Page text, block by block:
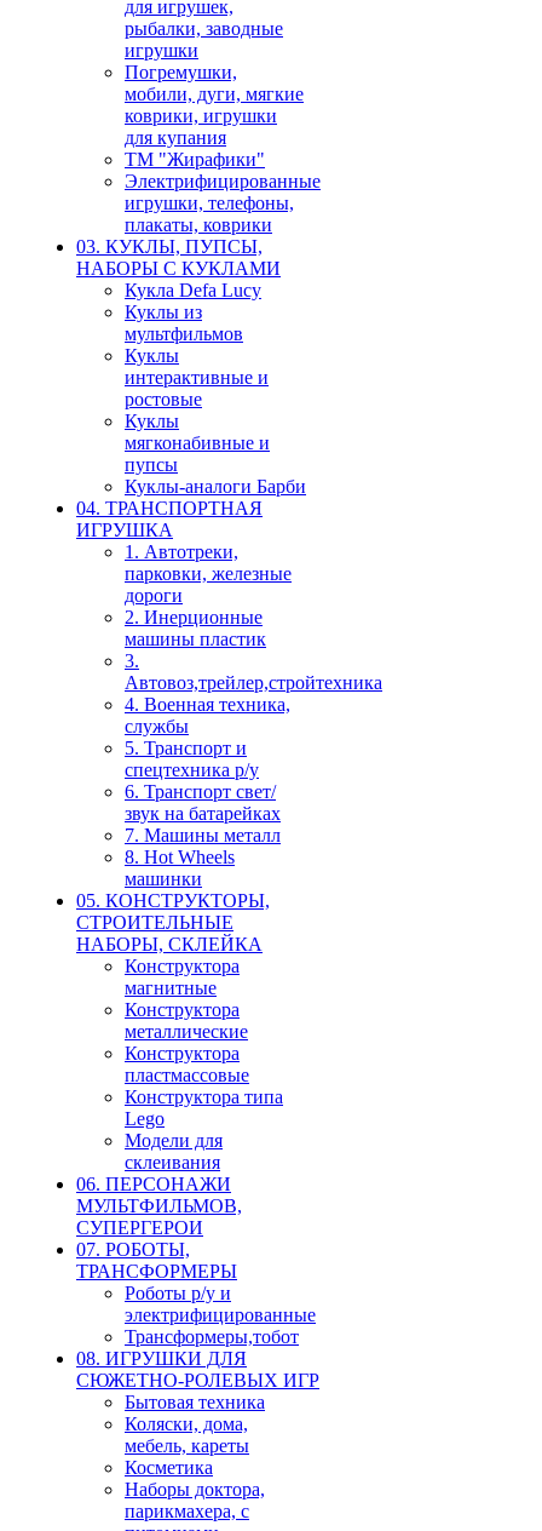
для игрушек,
рыбалки, заводные
игрушки
Погремушки,
мобили, дуги, мягкие
коврики, игрушки
для купания
ТМ "Жирафики"
Электрифицированные
игрушки, телефоны,
плакаты, коврики
03. КУКЛЫ, ПУПСЫ,
НАБОРЫ С КУКЛАМИ
Кукла Defa Lucy
Куклы из
мультфильмов
Куклы
интерактивные и
ростовые
Куклы
мягконабивные и
пупсы
Куклы-аналоги Барби
04. ТРАНСПОРТНАЯ
ИГРУШКА
1. Автотреки,
парковки, железные
дороги
2. Инерционные
машины пластик
3.
Автовоз,трейлер,стройтехника
4. Военная техника,
службы
5. Транспорт и
спецтехника р/у
6. Транспорт свет/
звук на батарейках
7. Машины металл
8. Hot Wheels
машинки
05. КОНСТРУКТОРЫ,
СТРОИТЕЛЬНЫЕ
НАБОРЫ, СКЛЕЙКА
Конструктора
магнитные
Конструктора
металлические
Конструктора
пластмассовые
Конструктора типа
Lego
Модели для
склеивания
06. ПЕРСОНАЖИ
МУЛЬТФИЛЬМОВ,
СУПЕРГЕРОИ
07. РОБОТЫ,
ТРАНСФОРМЕРЫ
Роботы р/у и
электрифицированные
Трансформеры,тобот
08. ИГРУШКИ ДЛЯ
СЮЖЕТНО-РОЛЕВЫХ ИГР
Бытовая техника
Коляски, дома,
мебель, кареты
Косметика
Наборы доктора,
парикмахера, с